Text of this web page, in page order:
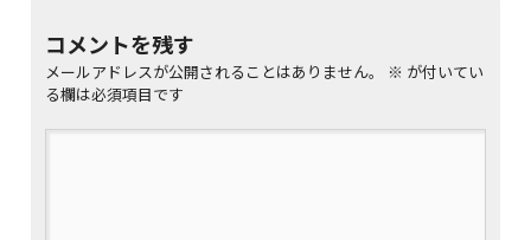
コメントを残す
メールアドレスが公開されることはありません。 ※ が付いてい
る欄は必須項目です